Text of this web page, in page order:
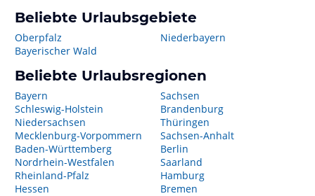
Beliebte Urlaubsgebiete
Oberpfalz
Bayerischer Wald
Niederbayern
Beliebte Urlaubsregionen
Bayern
Schleswig-Holstein
Niedersachsen
Mecklenburg-Vorpommern
Baden-Württemberg
Nordrhein-Westfalen
Rheinland-Pfalz
Hessen
Sachsen
Brandenburg
Thüringen
Sachsen-Anhalt
Berlin
Saarland
Hamburg
Bremen